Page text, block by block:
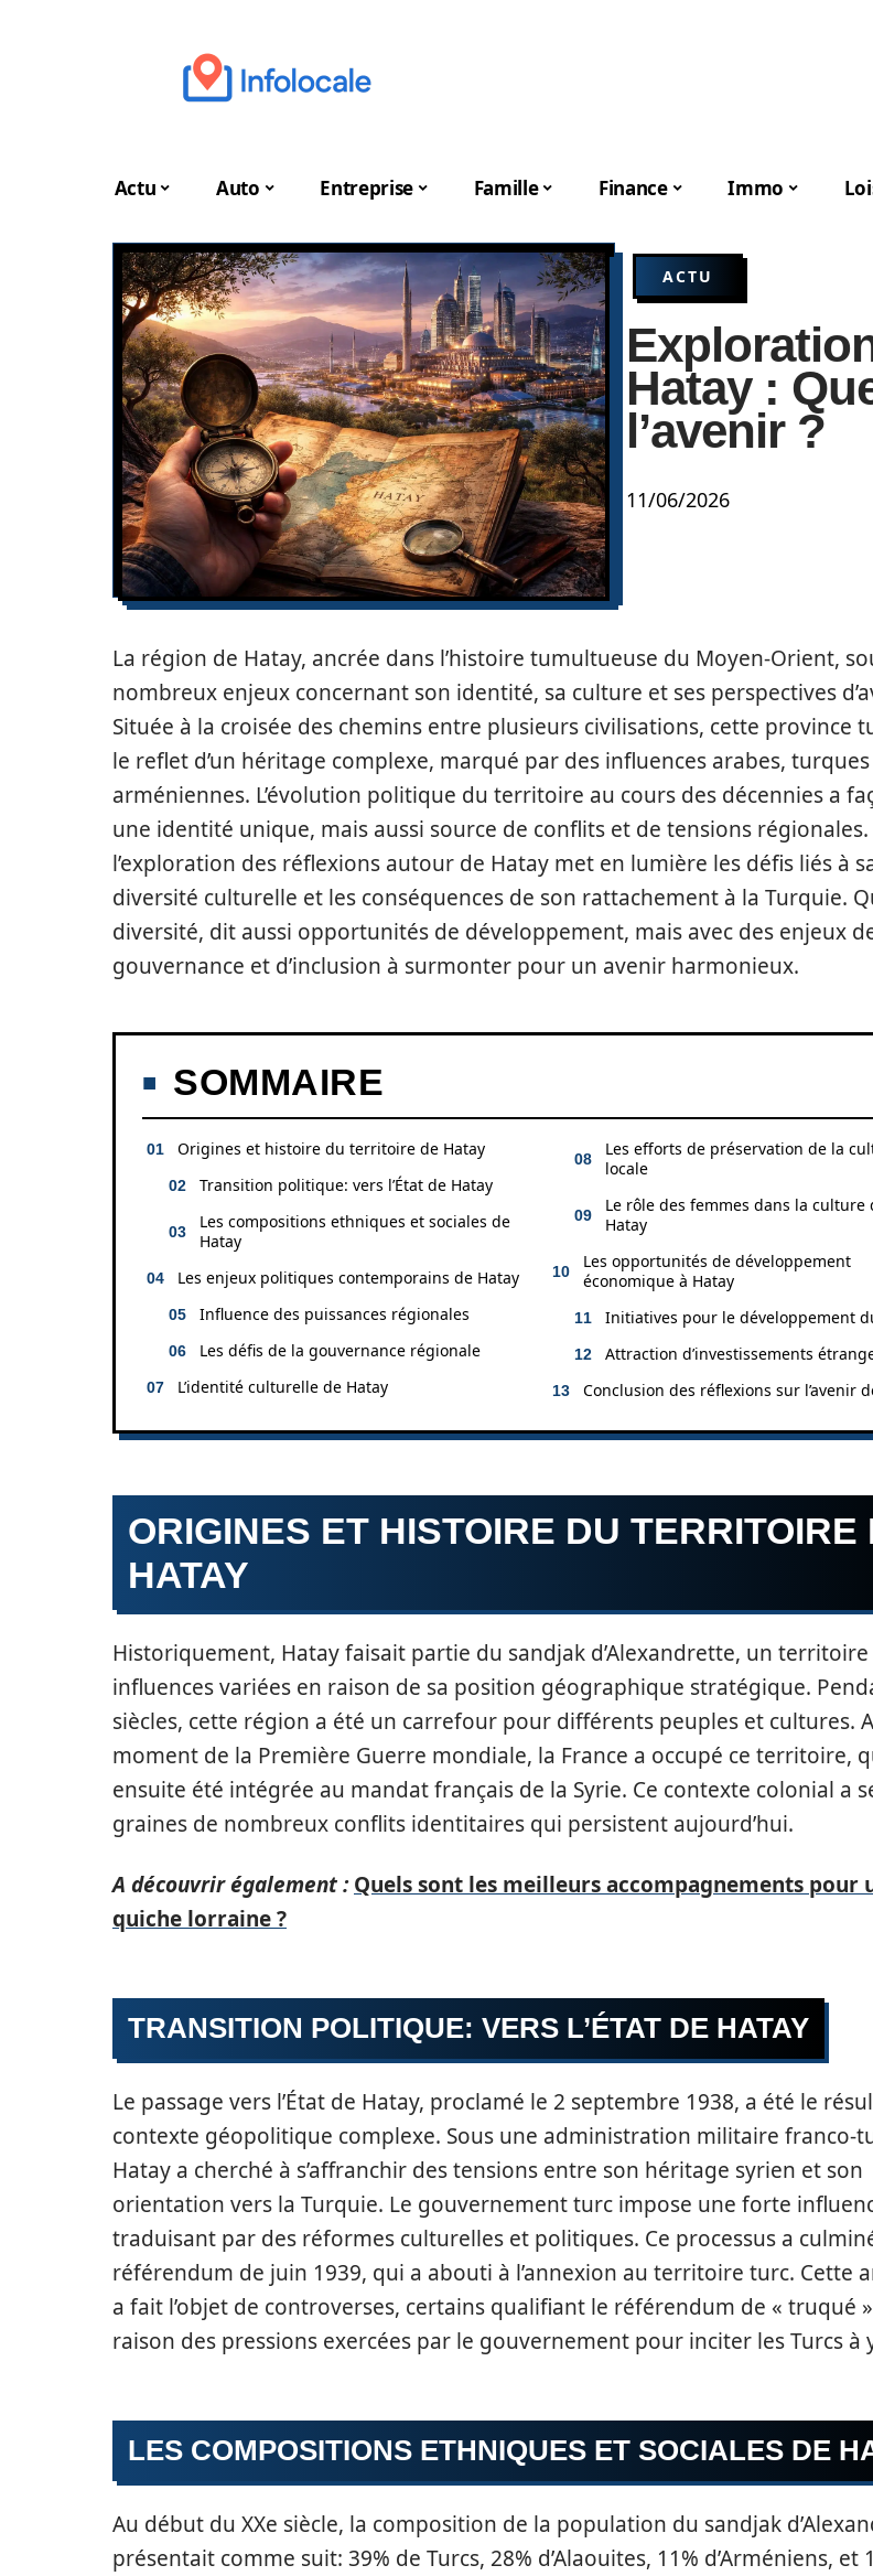
Actu Auto Entreprise Famille Finance Immo
ACTU
Hatay :
l’avenir ?
11/06/2026
La région de Hatay, ancrée dans l’histoire tumultueuse du Moyen-Orient,
nombreux enjeux concernant son identité, sa culture et ses perspectives
Située à la croisée des chemins entre plusieurs civilisations, cette province
le reflet d’un héritage complexe, marqué par des influences arabes,
arméniennes. L’évolution politique du territoire au cours des décennies a
une identité unique, mais aussi source de conflits et de tensions régionales.
l’exploration des réflexions autour de Hatay met en lumière les défis liés à
diversité culturelle et les conséquences de son rattachement à la Turquie.
diversité, dit aussi opportunités de développement, mais avec des enjeux
gouvernance et d’inclusion à surmonter pour un avenir harmonieux.
SOMMAIRE
Origines et histoire du territoire de Hatay
Transition politique: vers l’État de Hatay
Les compositions ethniques et sociales de
Hatay
Les enjeux politiques contemporains de Hatay
Influence des puissances régionales
Les défis de la gouvernance régionale
L’identité culturelle de Hatay
Les efforts de préservation de la
locale
Le rôle des femmes dans la culture
Hatay
Les opportunités de développement
économique à Hatay
Initiatives pour le développement
Attraction d’investissements
Conclusion des réflexions sur l’avenir
ORIGINES ET HISTOIRE DU TERRITOIRE
HATAY
Historiquement, Hatay faisait partie du sandjak d’Alexandrette, un
influences variées en raison de sa position géographique stratégique.
siècles, cette région a été un carrefour pour différents peuples et cultures.
moment de la Première Guerre mondiale, la France a occupé ce territoire,
ensuite été intégrée au mandat français de la Syrie. Ce contexte colonial a
graines de nombreux conflits identitaires qui persistent aujourd’hui.
A découvrir également : Quels sont les meilleurs accompagnements pour
quiche lorraine ?
TRANSITION POLITIQUE: VERS L’ÉTAT DE HATAY
Le passage vers l’État de Hatay, proclamé le 2 septembre 1938, a été le
contexte géopolitique complexe. Sous une administration militaire franco-
Hatay a cherché à s’affranchir des tensions entre son héritage syrien et son
orientation vers la Turquie. Le gouvernement turc impose une forte
traduisant par des réformes culturelles et politiques. Ce processus a
référendum de juin 1939, qui a abouti à l’annexion au territoire turc. Cette
a fait l’objet de controverses, certains qualifiant le référendum de « truqué
raison des pressions exercées par le gouvernement pour inciter les Turcs à
LES COMPOSITIONS ETHNIQUES ET SOCIALES DE
Au début du XXe siècle, la composition de la population du sandjak
présentait comme suit: 39% de Turcs, 28% d’Alaouites, 11% d’Arméniens, et